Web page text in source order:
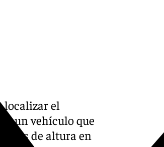
localizar el
un vehículo que
de altura en